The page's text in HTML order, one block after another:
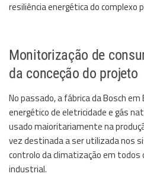
resiliência energética do complexo
Monitorização de
da conceção do projeto
No passado, a fábrica da Bosch
energético de eletricidade e gás
usado maioritariamente na
vez destinada a ser utilizada nos
controlo da climatização em
industrial.